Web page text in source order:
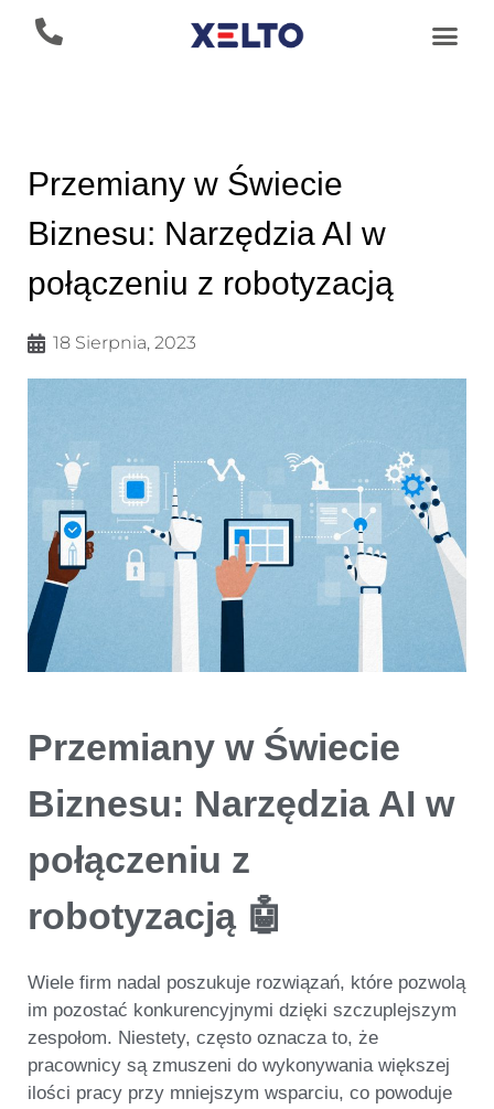
Przemiany w Świecie
Biznesu: Narzędzia AI w
połączeniu z robotyzacją
18 Sierpnia, 2023
Przemiany w Świecie
Biznesu: Narzędzia AI w
połączeniu z
robotyzacją 🤖
Wiele firm nadal poszukuje rozwiązań, które pozwolą
im pozostać konkurencyjnymi dzięki szczuplejszym
zespołom. Niestety, często oznacza to, że
pracownicy są zmuszeni do wykonywania większej
ilości pracy przy mniejszym wsparciu, co powoduje